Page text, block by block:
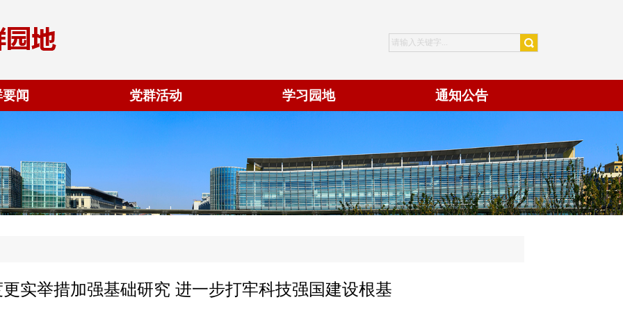
闻 党群活动 学习园地 通知公告
实举措加强基础研究 进一步打牢科技强国建设根基